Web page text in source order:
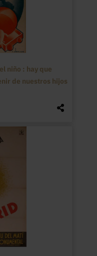
niño : hay que
de nuestros hijos